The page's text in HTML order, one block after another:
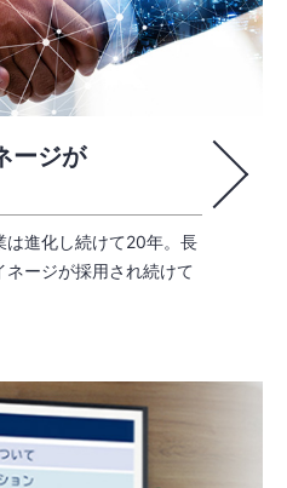
ージが
は進化し続けて20年。長
ージが採用され続けて